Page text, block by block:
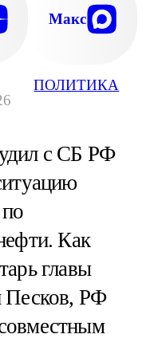
ПОЛИТИКА
Макс
с СБ РФ
Как
главы
Песков, РФ